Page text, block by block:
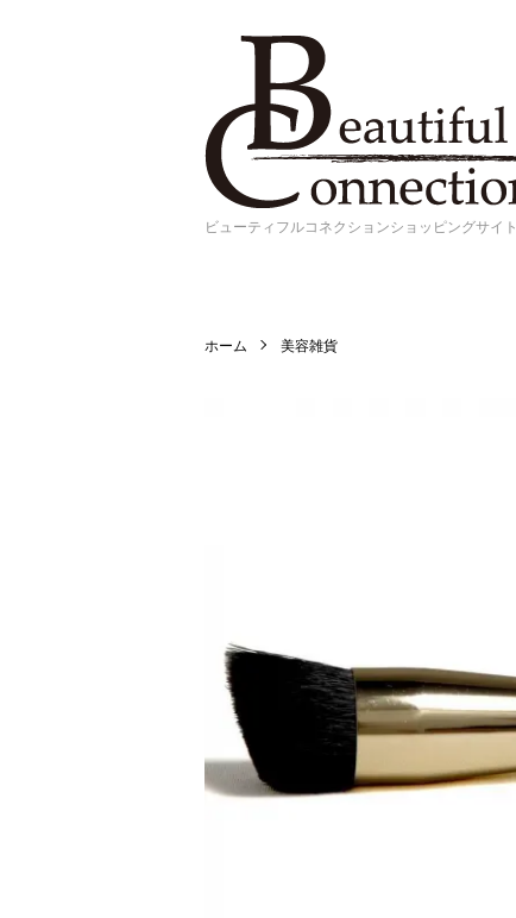
ビューティフルコネクションショッピングサイト
ホーム 美容雑貨